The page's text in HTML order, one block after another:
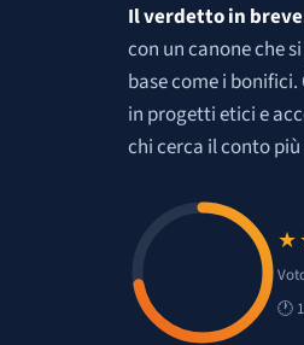
Il verdetto in
con un canone che
base come i
in progetti etici e
chi cerca il conto
🕐